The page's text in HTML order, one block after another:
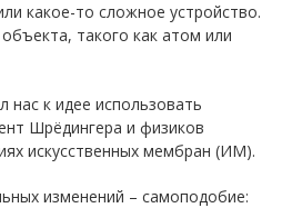
какое-то сложное устройство.
такого как атом или
нас к идее использовать
Шрёдингера и физиков
искусственных мембран (ИМ).
изменений – самоподобие: